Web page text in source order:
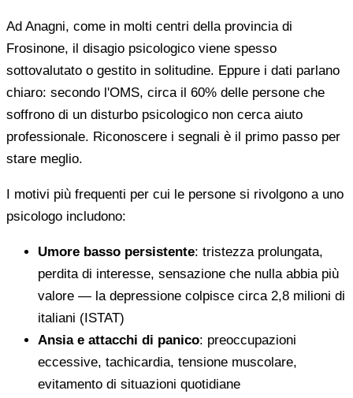
Ad Anagni, come in molti centri della provincia di
Frosinone, il disagio psicologico viene spesso
sottovalutato o gestito in solitudine. Eppure i dati parlano
chiaro: secondo l'OMS, circa il 60% delle persone che
soffrono di un disturbo psicologico non cerca aiuto
professionale. Riconoscere i segnali è il primo passo per
stare meglio.
I motivi più frequenti per cui le persone si rivolgono a uno
psicologo includono:
Umore basso persistente: tristezza prolungata,
perdita di interesse, sensazione che nulla abbia più
valore — la depressione colpisce circa 2,8 milioni di
italiani (ISTAT)
Ansia e attacchi di panico: preoccupazioni
eccessive, tachicardia, tensione muscolare,
evitamento di situazioni quotidiane